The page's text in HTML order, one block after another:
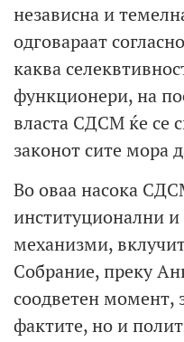
независна и
одговараат
каква
функционери, на
власта СДСМ ќе се
законот сите мора
Во оваа насока
институционални
механизми,
Собрание, преку
соодветен момент,
фактите, но и